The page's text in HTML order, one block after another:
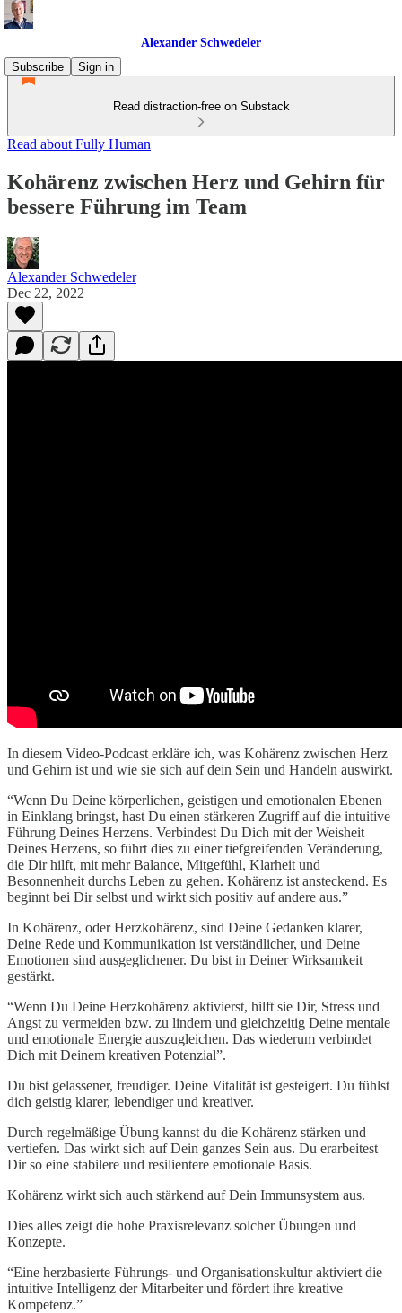
Alexander Schwedeler
Subscribe
Sign in
Read distraction-free on Substack
Read about Fully Human
Kohärenz zwischen Herz und Gehirn für
bessere Führung im Team
Alexander Schwedeler
Dec 22, 2022
In diesem Video-Podcast erkläre ich, was Kohärenz zwischen Herz
und Gehirn ist und wie sie sich auf dein Sein und Handeln auswirkt.
“Wenn Du Deine körperlichen, geistigen und emotionalen Ebenen
in Einklang bringst, hast Du einen stärkeren Zugriff auf die intuitive
Führung Deines Herzens. Verbindest Du Dich mit der Weisheit
Deines Herzens, so führt dies zu einer tiefgreifenden Veränderung,
die Dir hilft, mit mehr Balance, Mitgefühl, Klarheit und
Besonnenheit durchs Leben zu gehen. Kohärenz ist ansteckend. Es
beginnt bei Dir selbst und wirkt sich positiv auf andere aus.”
In Kohärenz, oder Herzkohärenz, sind Deine Gedanken klarer,
Deine Rede und Kommunikation ist verständlicher, und Deine
Emotionen sind ausgeglichener. Du bist in Deiner Wirksamkeit
gestärkt.
“Wenn Du Deine Herzkohärenz aktivierst, hilft sie Dir, Stress und
Angst zu vermeiden bzw. zu lindern und gleichzeitig Deine mentale
und emotionale Energie auszugleichen. Das wiederum verbindet
Dich mit Deinem kreativen Potenzial”.
Du bist gelassener, freudiger. Deine Vitalität ist gesteigert. Du fühlst
dich geistig klarer, lebendiger und kreativer.
Durch regelmäßige Übung kannst du die Kohärenz stärken und
vertiefen. Das wirkt sich auf Dein ganzes Sein aus. Du erarbeitest
Dir so eine stabilere und resilientere emotionale Basis.
Kohärenz wirkt sich auch stärkend auf Dein Immunsystem aus.
Dies alles zeigt die hohe Praxisrelevanz solcher Übungen und
Konzepte.
“Eine herzbasierte Führungs- und Organisationskultur aktiviert die
intuitive Intelligenz der Mitarbeiter und fördert ihre kreative
Kompetenz.”